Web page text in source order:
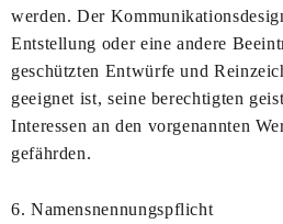
werden. Der
Entstellung oder eine andere
geschützten Entwürfe und
geeignet ist, seine berechtigten
Interessen an den vorgenannten
gefährden.
6. Namensnennungspflicht